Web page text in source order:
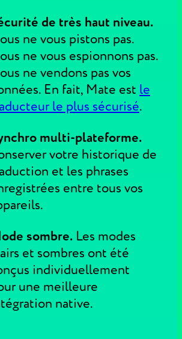
de très haut niveau.
ne vous pistons pas.
ne vous espionnons pas.
ne vendons pas vos
En fait, Mate est le
le plus sécurisé.
multi-plateforme.
votre historique de
et les phrases
entre tous vos
sombre. Les modes
et sombres ont été
individuellement
une meilleure
native.